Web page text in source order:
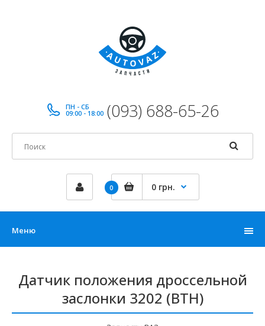
ПН - СБ
09:00 - 18:00 (093) 688-65-26
0 0 грн.
Меню
Датчик положения дроссельной
заслонки 3202 (ВТН)